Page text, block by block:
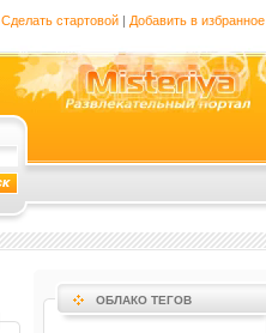
Сделать стартовой | Добавить в избранное
ОБЛАКО ТЕГОВ